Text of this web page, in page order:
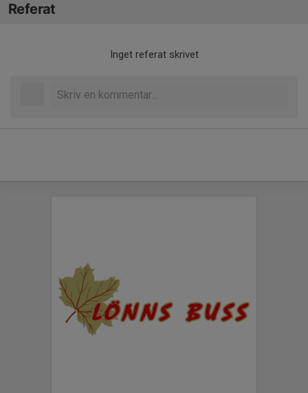
Referat
Inget referat skrivet